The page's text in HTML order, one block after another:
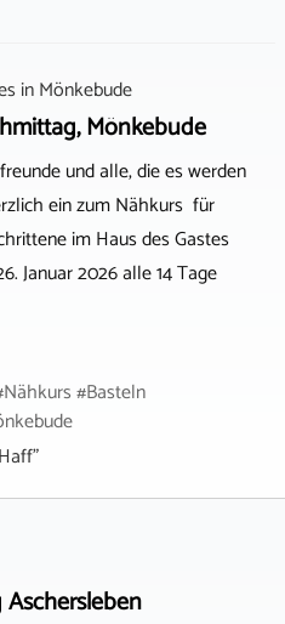
inMönkebude
Mönkebude
und alle, die es werden
ein zum Nähkurs für
im Haus des Gastes
Januar 2026 alle 14 Tage
#Basteln